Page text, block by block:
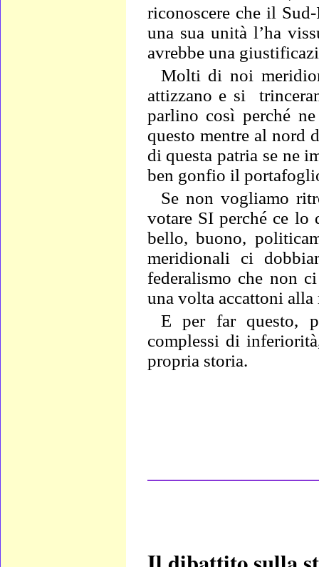
riconoscere che il
una sua unità l’ha
avrebbe una
Molti di noi
attizzano e si
parlino così perché
questo mentre al nord
di questa patria se ne
ben gonfio il
Se non vogliamo
votare SI perché ce lo
bello, buono,
meridionali ci
federalismo che non
una volta accattoni alla
E per far questo,
complessi di
propria storia.